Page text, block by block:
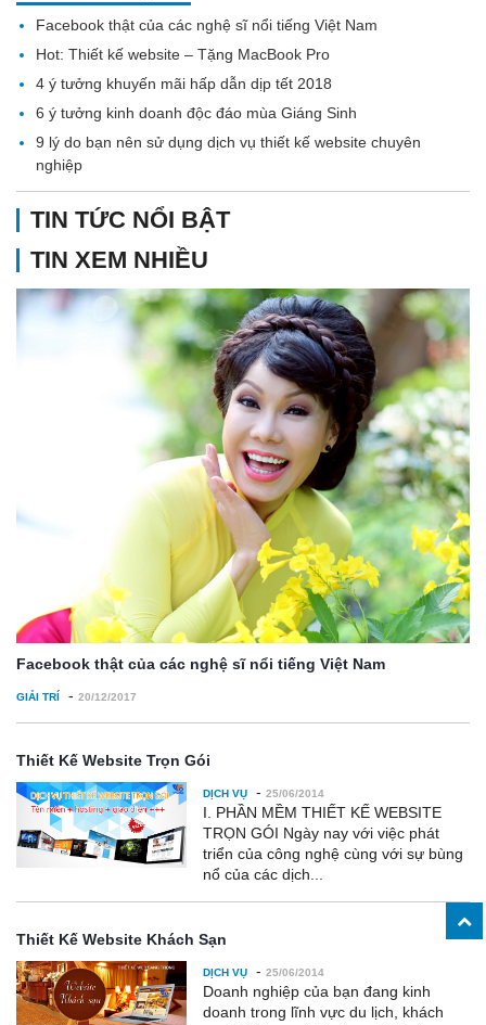
Facebook thật của các nghệ sĩ nổi tiếng Việt Nam
Hot: Thiết kế website – Tặng MacBook Pro
4 ý tưởng khuyến mãi hấp dẫn dịp tết 2018
6 ý tưởng kinh doanh độc đáo mùa Giáng Sinh
9 lý do bạn nên sử dụng dịch vụ thiết kế website chuyên
nghiệp
TIN TỨC NỔI BẬT
TIN XEM NHIỀU
Facebook thật của các nghệ sĩ nổi tiếng Việt Nam
GIẢI TRÍ - 20/12/2017
Thiết Kế Website Trọn Gói
DỊCH VỤ - 25/06/2014
I. PHẦN MỀM THIẾT KẾ WEBSITE
TRỌN GÓI Ngày nay với việc phát
triển của công nghệ cùng với sự bùng
nổ của các dịch...
Thiết Kế Website Khách Sạn
DỊCH VỤ - 25/06/2014
Doanh nghiệp của bạn đang kinh
doanh trong lĩnh vực du lịch, khách